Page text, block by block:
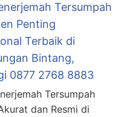
Tersumpah
Penting
Terbaik di
Bintang,
0877 2768 8883
Tersumpah
dan Resmi di